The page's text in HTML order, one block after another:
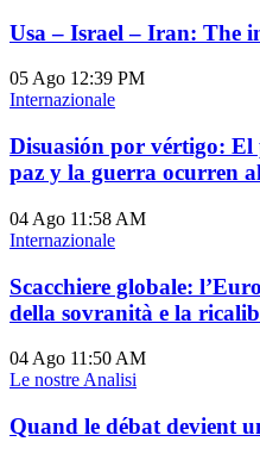
Usa – Israel – Iran: The
05 Ago 12:39 PM
Internazionale
Disuasión por vértigo: El
paz y la guerra ocurren
04 Ago 11:58 AM
Internazionale
Scacchiere globale:
della sovranità e la
04 Ago 11:50 AM
Le nostre Analisi
Quand le débat devient